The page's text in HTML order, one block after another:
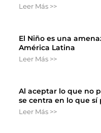
Leer Más >>
El Niño es una
América Latina
Leer Más >>
Al aceptar lo que no
se centra en lo que sí
Leer Más >>